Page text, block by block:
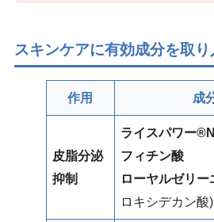
スキンケアに有効成分を取り
作用 成
皮脂分泌
抑制
ライスパワー
フィチン酸
ローヤルゼリー
ロキシデカン酸)